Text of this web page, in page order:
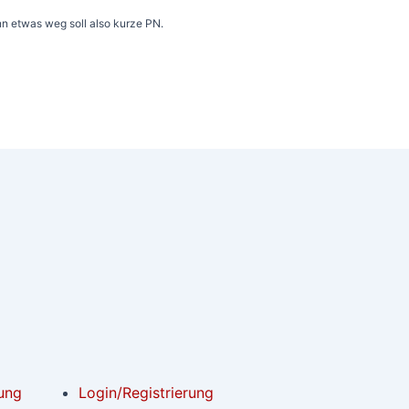
etwas weg soll also kurze PN.
Login/Registrierung